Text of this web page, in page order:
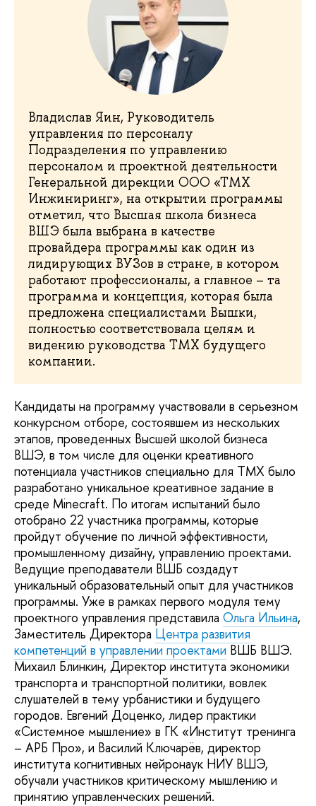
Владислав Яин, Руководитель
управления по персоналу
Подразделения по управлению
персоналом и проектной деятельности
Генеральной дирекции ООО «ТМХ
Инжиниринг», на открытии программы
отметил, что Высшая школа бизнеса
ВШЭ была выбрана в качестве
провайдера программы как один из
лидирующих ВУЗов в стране, в котором
работают профессионалы, а главное – та
программа и концепция, которая была
предложена специалистами Вышки,
полностью соответствовала целям и
видению руководства ТМХ будущего
компании.
Кандидаты на программу участвовали в серьезном
конкурсном отборе, состоявшем из нескольких
этапов, проведенных Высшей школой бизнеса
ВШЭ, в том числе для оценки креативного
потенциала участников специально для ТМХ было
разработано уникальное креативное задание в
среде Minecraft. По итогам испытаний было
отобрано 22 участника программы, которые
пройдут обучение по личной эффективности,
промышленному дизайну, управлению проектами.
Ведущие преподаватели ВШБ создадут
уникальный образовательный опыт для участников
программы. Уже в рамках первого модуля тему
проектного управления представила Ольга Ильина,
Заместитель Директора Центра развития
компетенций в управлении проектами ВШБ ВШЭ.
Михаил Блинкин, Директор института экономики
транспорта и транспортной политики, вовлек
слушателей в тему урбанистики и будущего
городов. Евгений Доценко, лидер практики
«Системное мышление» в ГК «Институт тренинга
– АРБ Про», и Василий Ключарёв, директор
института когнитивных нейронаук НИУ ВШЭ,
обучали участников критическому мышлению и
принятию управленческих решений.